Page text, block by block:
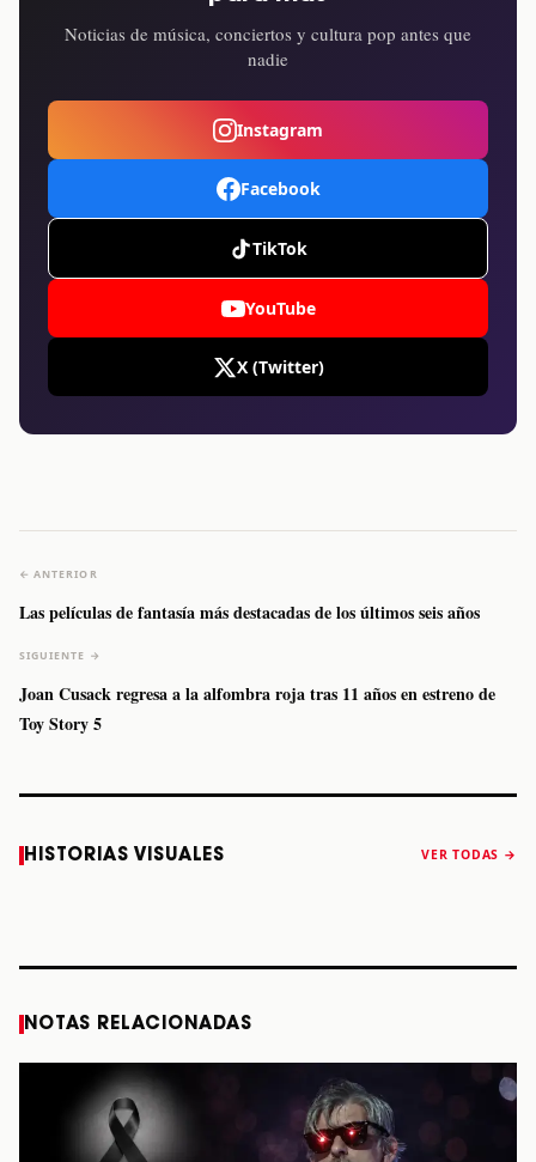
Noticias de música, conciertos y cultura pop antes que
nadie
Instagram
Facebook
TikTok
YouTube
X (Twitter)
← ANTERIOR
Las películas de fantasía más destacadas de los últimos seis años
SIGUIENTE →
Joan Cusack regresa a la alfombra roja tras 11 años en estreno de
Toy Story 5
HISTORIAS VISUALES VER TODAS →
Caifanes regresa
a Monterrey el
Fallece Felipe
Staiti, guitarrista
anuncia “Reality
NOTAS RELACIONADAS